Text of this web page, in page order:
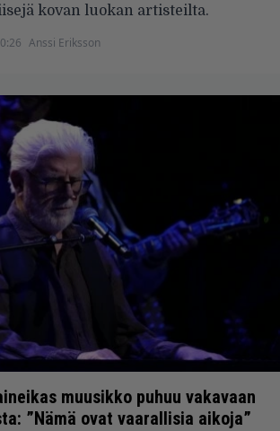
kovan luokan artisteilta.
Anssi Eriksson
muusikko puhuu vakavaan
”Nämä ovat vaarallisia aikoja”